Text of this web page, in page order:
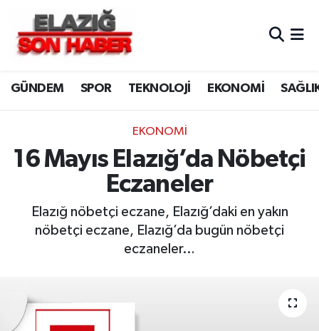
GÜNDEM SPOR TEKNOLOJİ EKONOMİ
EKONOMİ
16 Mayıs Elazığ’da Nöbetçi
Eczaneler
Elazığ nöbetçi eczane, Elazığ’daki en yakın
nöbetçi eczane, Elazığ’da bugün nöbetçi
eczaneler…
CANLI YAYIN
ASAYİŞ
BİLİM VE TEKNOLOJİ
DÜNYA
EKONOMİ
GENEL
Merkez Hava Durumu
Merkez Trafik Yoğunluk Haritası
Süper Lig Puan Durumu ve Fikstür
Tüm Manşetler
Haber Arşivi